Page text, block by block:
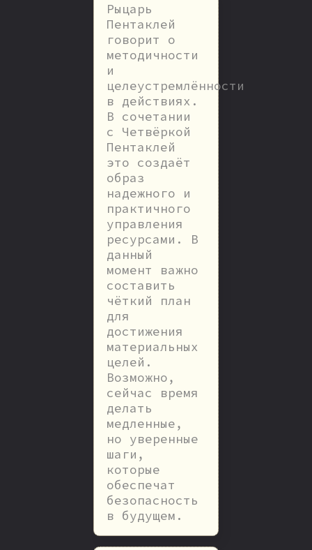
Рыцарь
Пентаклей
говорит о
методичности
и
целеустремлённости
в действиях.
В сочетании
с Четвёркой
Пентаклей
это создаёт
образ
надежного и
практичного
управления
ресурсами. В
данный
момент важно
составить
чёткий план
для
достижения
материальных
целей.
Возможно,
сейчас время
делать
медленные,
но уверенные
шаги,
которые
обеспечат
безопасность
в будущем.